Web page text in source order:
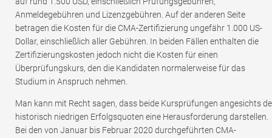
Anmeldegebühren und Lizenzgebühren. Auf der anderen Seite
betragen die Kosten für die CMA-Zertifizierung ungefähr 1.000 US-
Dollar, einschließlich aller Gebühren. In beiden Fällen enthalten die
Zertifizierungskosten jedoch nicht die Kosten für einen
Überprüfungskurs, den die Kandidaten normalerweise für das
Studium in Anspruch nehmen.
Man kann mit Recht sagen, dass beide Kursprüfungen angesichts
historisch niedrigen Erfolgsquoten eine Herausforderung darstellen.
Bei den von Januar bis Februar 2020 durchgeführten CMA-